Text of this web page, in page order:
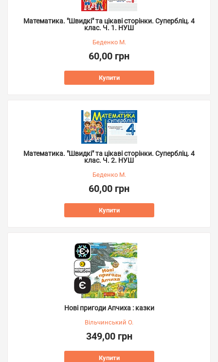
Математика. "Швидкі" та цікаві сторінки. Супербліц. 4
клас. Ч. 1. НУШ
Беденко М.
60,00 грн
Купити
Математика. "Швидкі" та цікаві сторінки. Супербліц. 4
клас. Ч. 2. НУШ
Беденко М.
60,00 грн
Купити
Нові пригоди Апчиха : казки
Вільчинський О.
349,00 грн
Купити